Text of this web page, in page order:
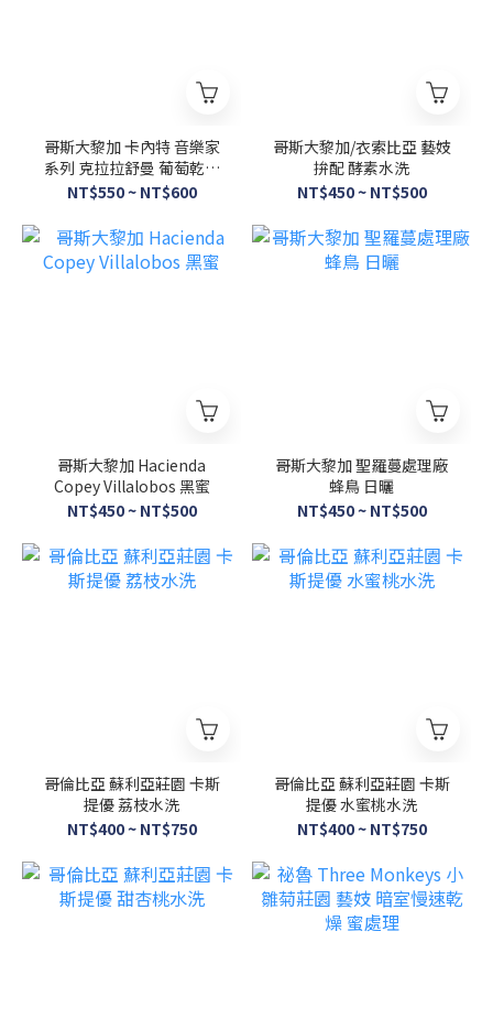
哥斯大黎加 卡內特 音樂家
系列 克拉拉舒曼 葡萄乾蜜
處理
NT$550 ~ NT$600
哥斯大黎加/衣索比亞 藝妓
拚配 酵素水洗
NT$450 ~ NT$500
哥斯大黎加 Hacienda
Copey Villalobos 黑蜜
NT$450 ~ NT$500
哥斯大黎加 聖羅蔓處理廠
蜂鳥 日曬
NT$450 ~ NT$500
哥倫比亞 蘇利亞莊園 卡斯
提優 荔枝水洗
NT$400 ~ NT$750
哥倫比亞 蘇利亞莊園 卡斯
提優 水蜜桃水洗
NT$400 ~ NT$750